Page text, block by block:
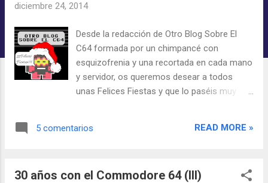
diciembre 24, 2014
Desde la redacción de Otro Blog Sobre El
C64 formada por un chimpancé con
esquizofrenia y una recortada en cada mano
y servidor, os queremos desear a todos
unas Felices Fiestas y que lo paséis muy
os echéis una partida a esos clásicos con
habéis jugado. Salu2, Paco.
5 comentarios READ MORE »
30 años con el Commodore 64 (III)